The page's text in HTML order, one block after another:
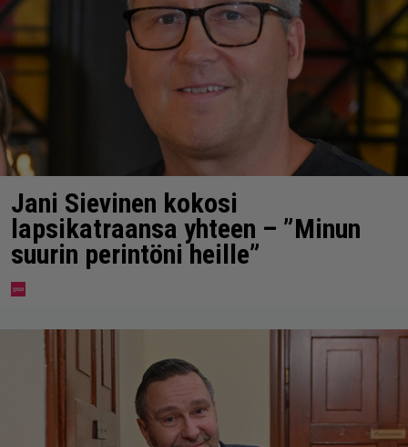
Jani Sievinen kokosi
lapsikatraansa yhteen – ”Minun
suurin perintöni heille”